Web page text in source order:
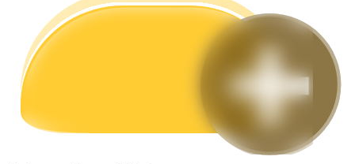
Leer hoe u winstgevend kunt blijven